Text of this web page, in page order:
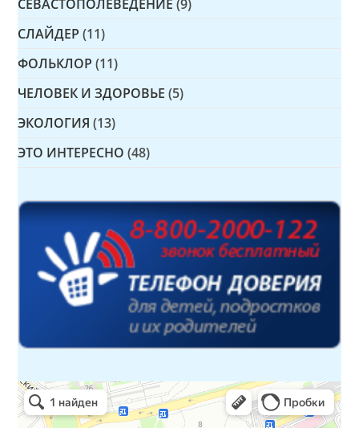
СЕВАСТОПОЛЕВЕДЕНИЕ (9)
СЛАЙДЕР (11)
ФОЛЬКЛОР (11)
ЧЕЛОВЕК И ЗДОРОВЬЕ (5)
ЭКОЛОГИЯ (13)
ЭТО ИНТЕРЕСНО (48)
Детская библиотека № 14 Дружбы народов
Библиотека в Севастополе